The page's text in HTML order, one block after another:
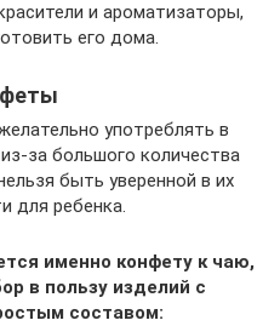
и ароматизаторы,
его дома.
употреблять в
за большого количества
быть уверенной в их
для ребенка.
именно конфету к чаю,
в пользу изделий с
составом: